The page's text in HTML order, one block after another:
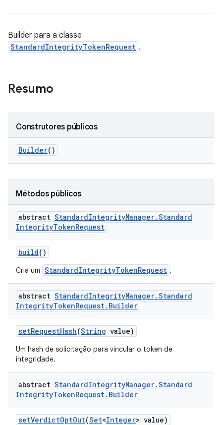
Builder para a classe
StandardIntegrityTokenRequest .
Resumo
Construtores públicos
Builder()
Métodos públicos
abstract StandardIntegrityManager.Standard
IntegrityTokenRequest
build()
Cria um StandardIntegrityTokenRequest .
abstract StandardIntegrityManager.Standard
IntegrityTokenRequest. Builder
setRequestHash(String value)
Um hash de solicitação para vincular o token de
integridade.
abstract StandardIntegrityManager.Standard
IntegrityTokenRequest. Builder
setVerdictOptOut(Set<Integer> value)